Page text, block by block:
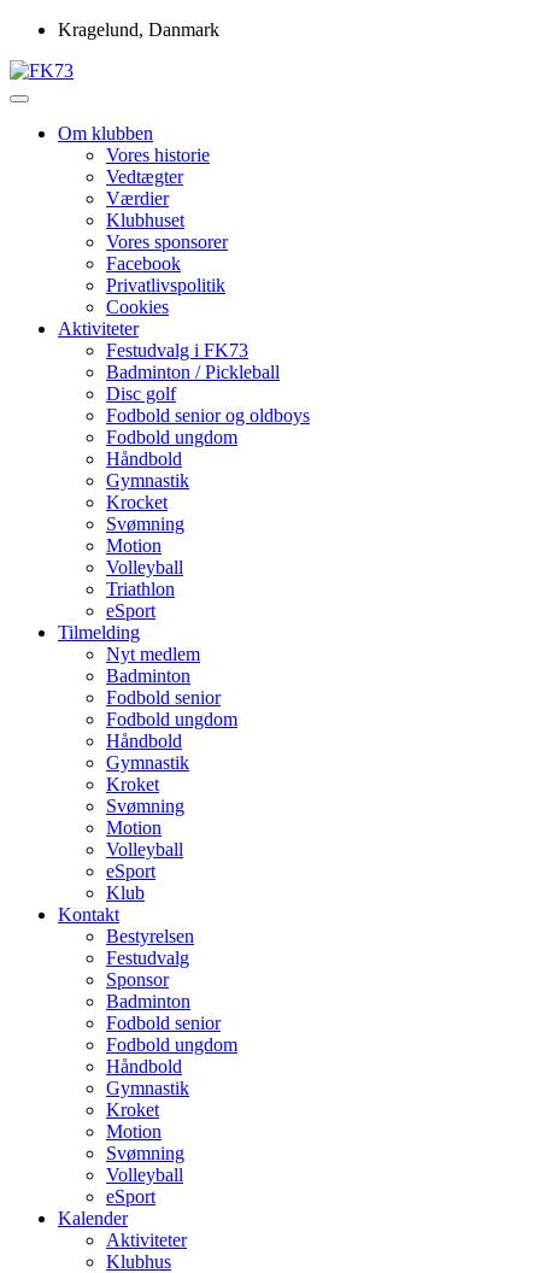
Skip
content
Kragelund, Danmark
FK73
Om klubben
Vores historie
Vedtægter
Værdier
Klubhuset
Vores sponsorer
Facebook
Privatlivspolitik
Cookies
Aktiviteter
Festudvalg i FK73
Badminton / Pickleball
Disc golf
Fodbold senior og oldboys
Fodbold ungdom
Håndbold
Gymnastik
Krocket
Svømning
Motion
Volleyball
Triathlon
eSport
Tilmelding
Nyt medlem
Badminton
Fodbold senior
Fodbold ungdom
Håndbold
Gymnastik
Kroket
Svømning
Motion
Volleyball
eSport
Klub
Kontakt
Bestyrelsen
Festudvalg
Sponsor
Badminton
Fodbold senior
Fodbold ungdom
Håndbold
Gymnastik
Kroket
Motion
Svømning
Volleyball
eSport
Kalender
Aktiviteter
Klubhus